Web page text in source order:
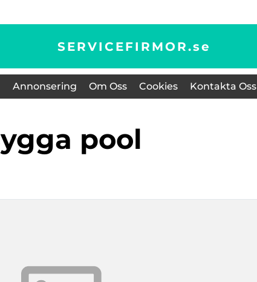
SERVICEFIRMOR.se
Annonsering Om Oss Cookies Kontakta Oss
bygga pool